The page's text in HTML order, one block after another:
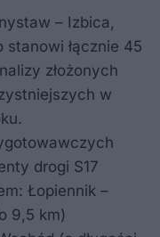
– Izbica,
łącznie 45
złożonych
w
drogi S17
Łopiennik –
9,5 km)